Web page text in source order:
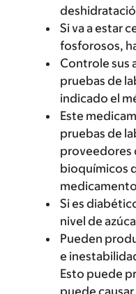
Si va a estar
fosforosos,
Controle sus
pruebas de
indicado el
Este
pruebas de
proveedores
bioquímicos
Si es
nivel de
Pueden
e
Esto puede
puede